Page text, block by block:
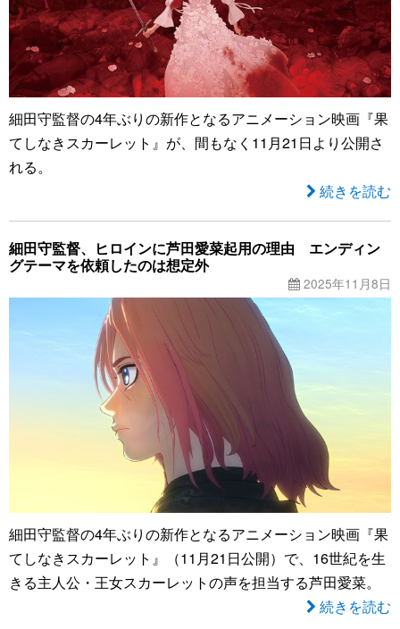
細田守監督の4年ぶりの新作となるアニメーション映画『果
てしなきスカーレット』が、間もなく11月21日より公開さ
れる。
続きを読む
細田守監督、ヒロインに芦田愛菜起用の理由 エンディン
グテーマを依頼したのは想定外
2025年11月8日
細田守監督の4年ぶりの新作となるアニメーション映画『果
てしなきスカーレット』（11月21日公開）で、16世紀を生
きる主人公・王女スカーレットの声を担当する芦田愛菜。
続きを読む